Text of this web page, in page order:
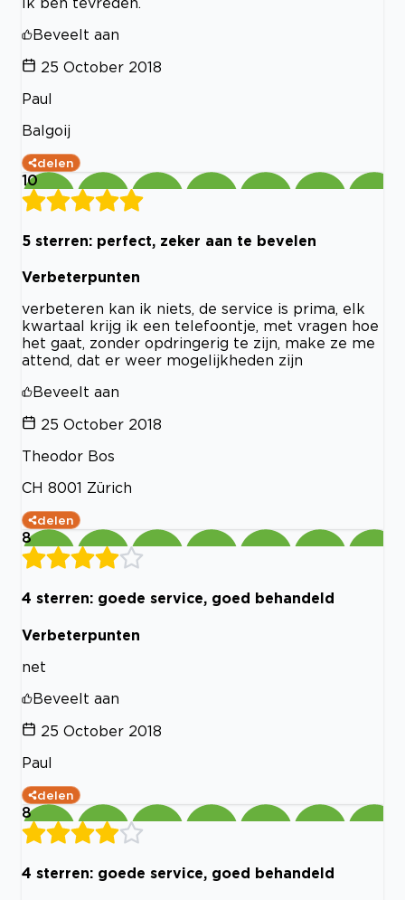
Beveelt aan
25 October 2018
Paul
Balgoij
delen
10
5 sterren: perfect, zeker aan te bevelen
Verbeterpunten
verbeteren kan ik niets, de service is prima, elk
kwartaal krijg ik een telefoontje, met vragen hoe
het gaat, zonder opdringerig te zijn, make ze me
attend, dat er weer mogelijkheden zijn
Beveelt aan
25 October 2018
Theodor Bos
CH 8001 Zürich
delen
8
4 sterren: goede service, goed behandeld
Verbeterpunten
net
Beveelt aan
25 October 2018
Paul
delen
8
4 sterren: goede service, goed behandeld